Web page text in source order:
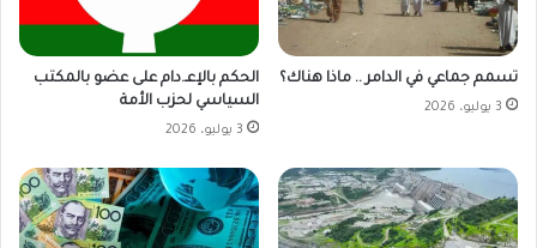
تسمم جماعي في الدامر .. ماذا هناك؟
3 يوليو، 2026
الحكم بالإعـ.دام على عضو بالمكتب
السياسي لحزب الأمة
3 يوليو، 2026